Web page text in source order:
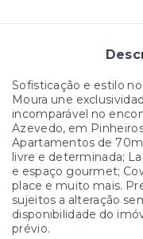
Sofisticação e estilo
Moura une
incomparável no
Azevedo, em
Apartamentos de
livre e determinada;
e espaço gourmet;
place e muito mais.
sujeitos a alteração
disponibilidade do
prévio.